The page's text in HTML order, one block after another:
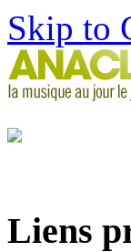
Skip to
Liens